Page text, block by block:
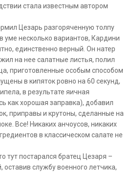
стала известным автором
Цезарь разгоряченную толпу
уме несколько вариантов, Кардини
единственно верный. Он натер
на нее салатные листья, полил
приготовленные особым способом
в кипяток ровно на 60 секунд,
в результате яичная
как хорошая заправка), добавил
приправы и крутоны, сделанные на
Все! Никаких анчоусов, никаких
в классическом салате не
тут постарался братец Цезаря –
службу военного летчика,